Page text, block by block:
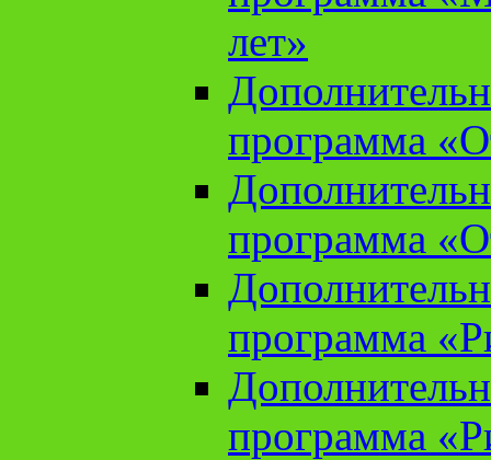
лет»
программа
программа
программа
программа